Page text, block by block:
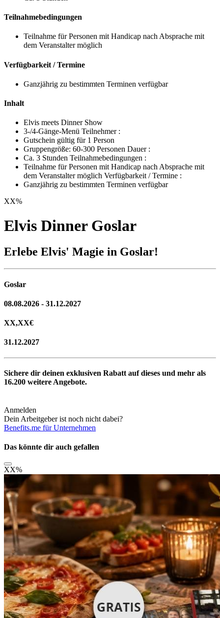
Teilnahmebedingungen
Teilnahme für Personen mit Handicap nach Absprache mit
dem Veranstalter möglich
Verfügbarkeit / Termine
Ganzjährig zu bestimmten Terminen verfügbar
Inhalt
Elvis meets Dinner Show
3-/4-Gänge-Menü Teilnehmer :
Gutschein gültig für 1 Person
Gruppengröße: 60-300 Personen Dauer :
Ca. 3 Stunden Teilnahmebedingungen :
Teilnahme für Personen mit Handicap nach Absprache mit
dem Veranstalter möglich Verfügbarkeit / Termine :
Ganzjährig zu bestimmten Terminen verfügbar
XX%
Elvis Dinner Goslar
Erlebe Elvis' Magie in Goslar!
Goslar
08.08.2026 - 31.12.2027
XX,XX€
31.12.2027
Sichere dir deinen exklusiven Rabatt auf dieses und mehr als
16.200 weitere Angebote.
Anmelden
Dein Arbeitgeber ist noch nicht dabei?
Benefits.me für Unternehmen
Das könnte dir auch gefallen
XX%